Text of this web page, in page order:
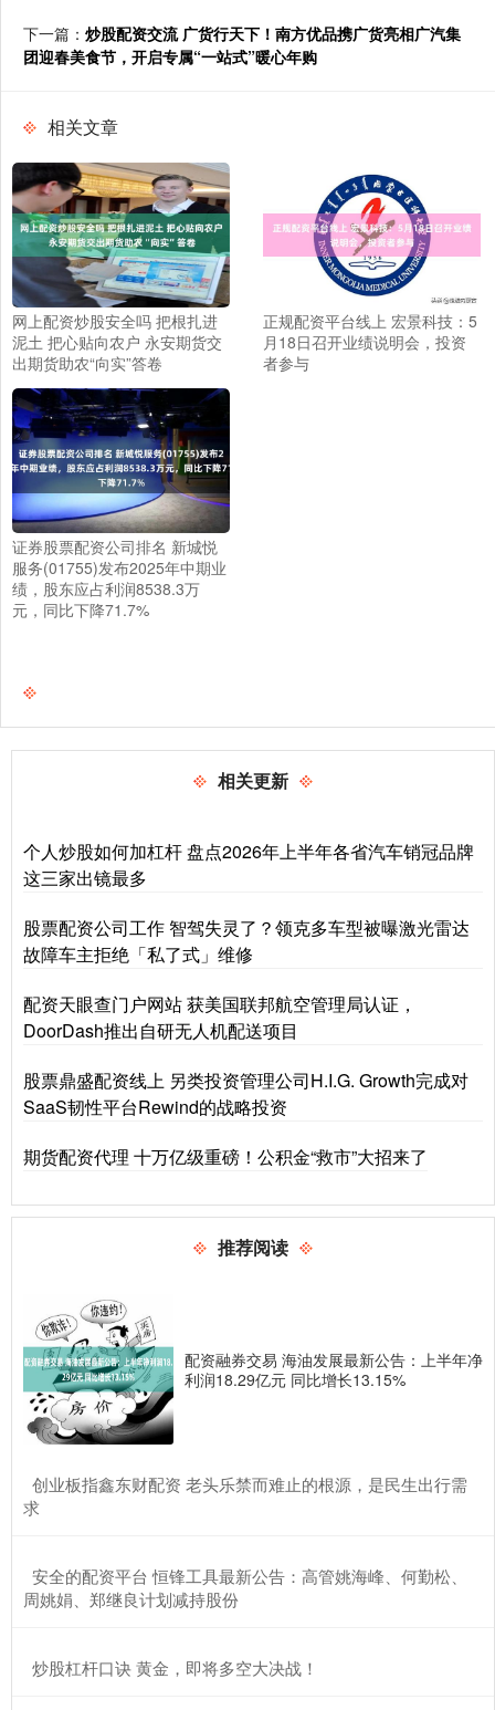
下一篇： 炒股配资交流 广货行天下！南方优品携广货亮相广汽集
团迎春美食节，开启专属“一站式”暖心年购
相关文章
网上配资炒股安全吗 把根扎进
泥土 把心贴向农户 永安期货交
出期货助农“向实”答卷
正规配资平台线上 宏景科技：5
月18日召开业绩说明会，投资
者参与
证券股票配资公司排名 新城悦
服务(01755)发布2025年中期业
绩，股东应占利润8538.3万
元，同比下降71.7%
相关更新
个人炒股如何加杠杆 盘点2026年上半年各省汽车销冠品牌
这三家出镜最多
股票配资公司工作 智驾失灵了？领克多车型被曝激光雷达
故障车主拒绝「私了式」维修
配资天眼查门户网站 获美国联邦航空管理局认证，
DoorDash推出自研无人机配送项目
股票鼎盛配资线上 另类投资管理公司H.I.G. Growth完成对
SaaS韧性平台Rewind的战略投资
期货配资代理 十万亿级重磅！公积金“救市”大招来了
推荐阅读
配资融券交易 海油发展最新公告：上半年净
利润18.29亿元 同比增长13.15%
​创业板指鑫东财配资 老头乐禁而难止的根源，是民生出行需
求
​安全的配资平台 恒锋工具最新公告：高管姚海峰、何勤松、
周姚娟、郑继良计划减持股份
​炒股杠杆口诀 黄金，即将多空大决战！